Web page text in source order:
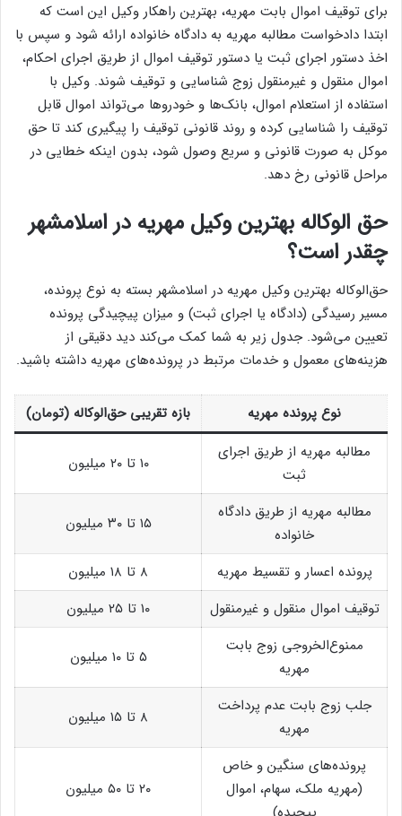
برای توقیف اموال بابت مهریه، بهترین راهکار وکیل این است که
ابتدا دادخواست مطالبه مهریه به دادگاه خانواده ارائه شود و سپس با
اخذ دستور اجرای ثبت یا دستور توقیف اموال از طریق اجرای احکام،
اموال منقول و غیرمنقول زوج شناسایی و توقیف شوند. وکیل با
استفاده از استعلام اموال، بانک‌ها و خودروها می‌تواند اموال قابل
توقیف را شناسایی کرده و روند قانونی توقیف را پیگیری کند تا حق
موکل به صورت قانونی و سریع وصول شود، بدون اینکه خطایی در
مراحل قانونی رخ دهد.
حق الوکاله بهترین وکیل مهریه در اسلامشهر
چقدر است؟
حق‌الوکاله بهترین وکیل مهریه در اسلامشهر بسته به نوع پرونده،
مسیر رسیدگی (دادگاه یا اجرای ثبت) و میزان پیچیدگی پرونده
تعیین می‌شود. جدول زیر به شما کمک می‌کند دید دقیقی از
هزینه‌های معمول و خدمات مرتبط در پرونده‌های مهریه داشته باشید.
نوع پرونده مهریه
بازه تقریبی حق‌الوکاله (تومان)
مطالبه مهریه از طریق اجرای
ثبت
۱۰ تا ۲۰ میلیون
مطالبه مهریه از طریق دادگاه
خانواده
۱۵ تا ۳۰ میلیون
پرونده اعسار و تقسیط مهریه
۸ تا ۱۸ میلیون
توقیف اموال منقول و غیرمنقول
۱۰ تا ۲۵ میلیون
ممنوع‌الخروجی زوج بابت
مهریه
۵ تا ۱۰ میلیون
جلب زوج بابت عدم پرداخت
مهریه
۸ تا ۱۵ میلیون
پرونده‌های سنگین و خاص
(مهریه ملک، سهام، اموال
۲۰ تا ۵۰ میلیون